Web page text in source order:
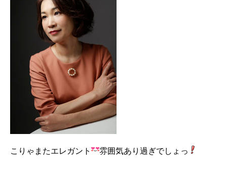
こりゃまたエレガント 雰囲気あり過ぎでしょっ